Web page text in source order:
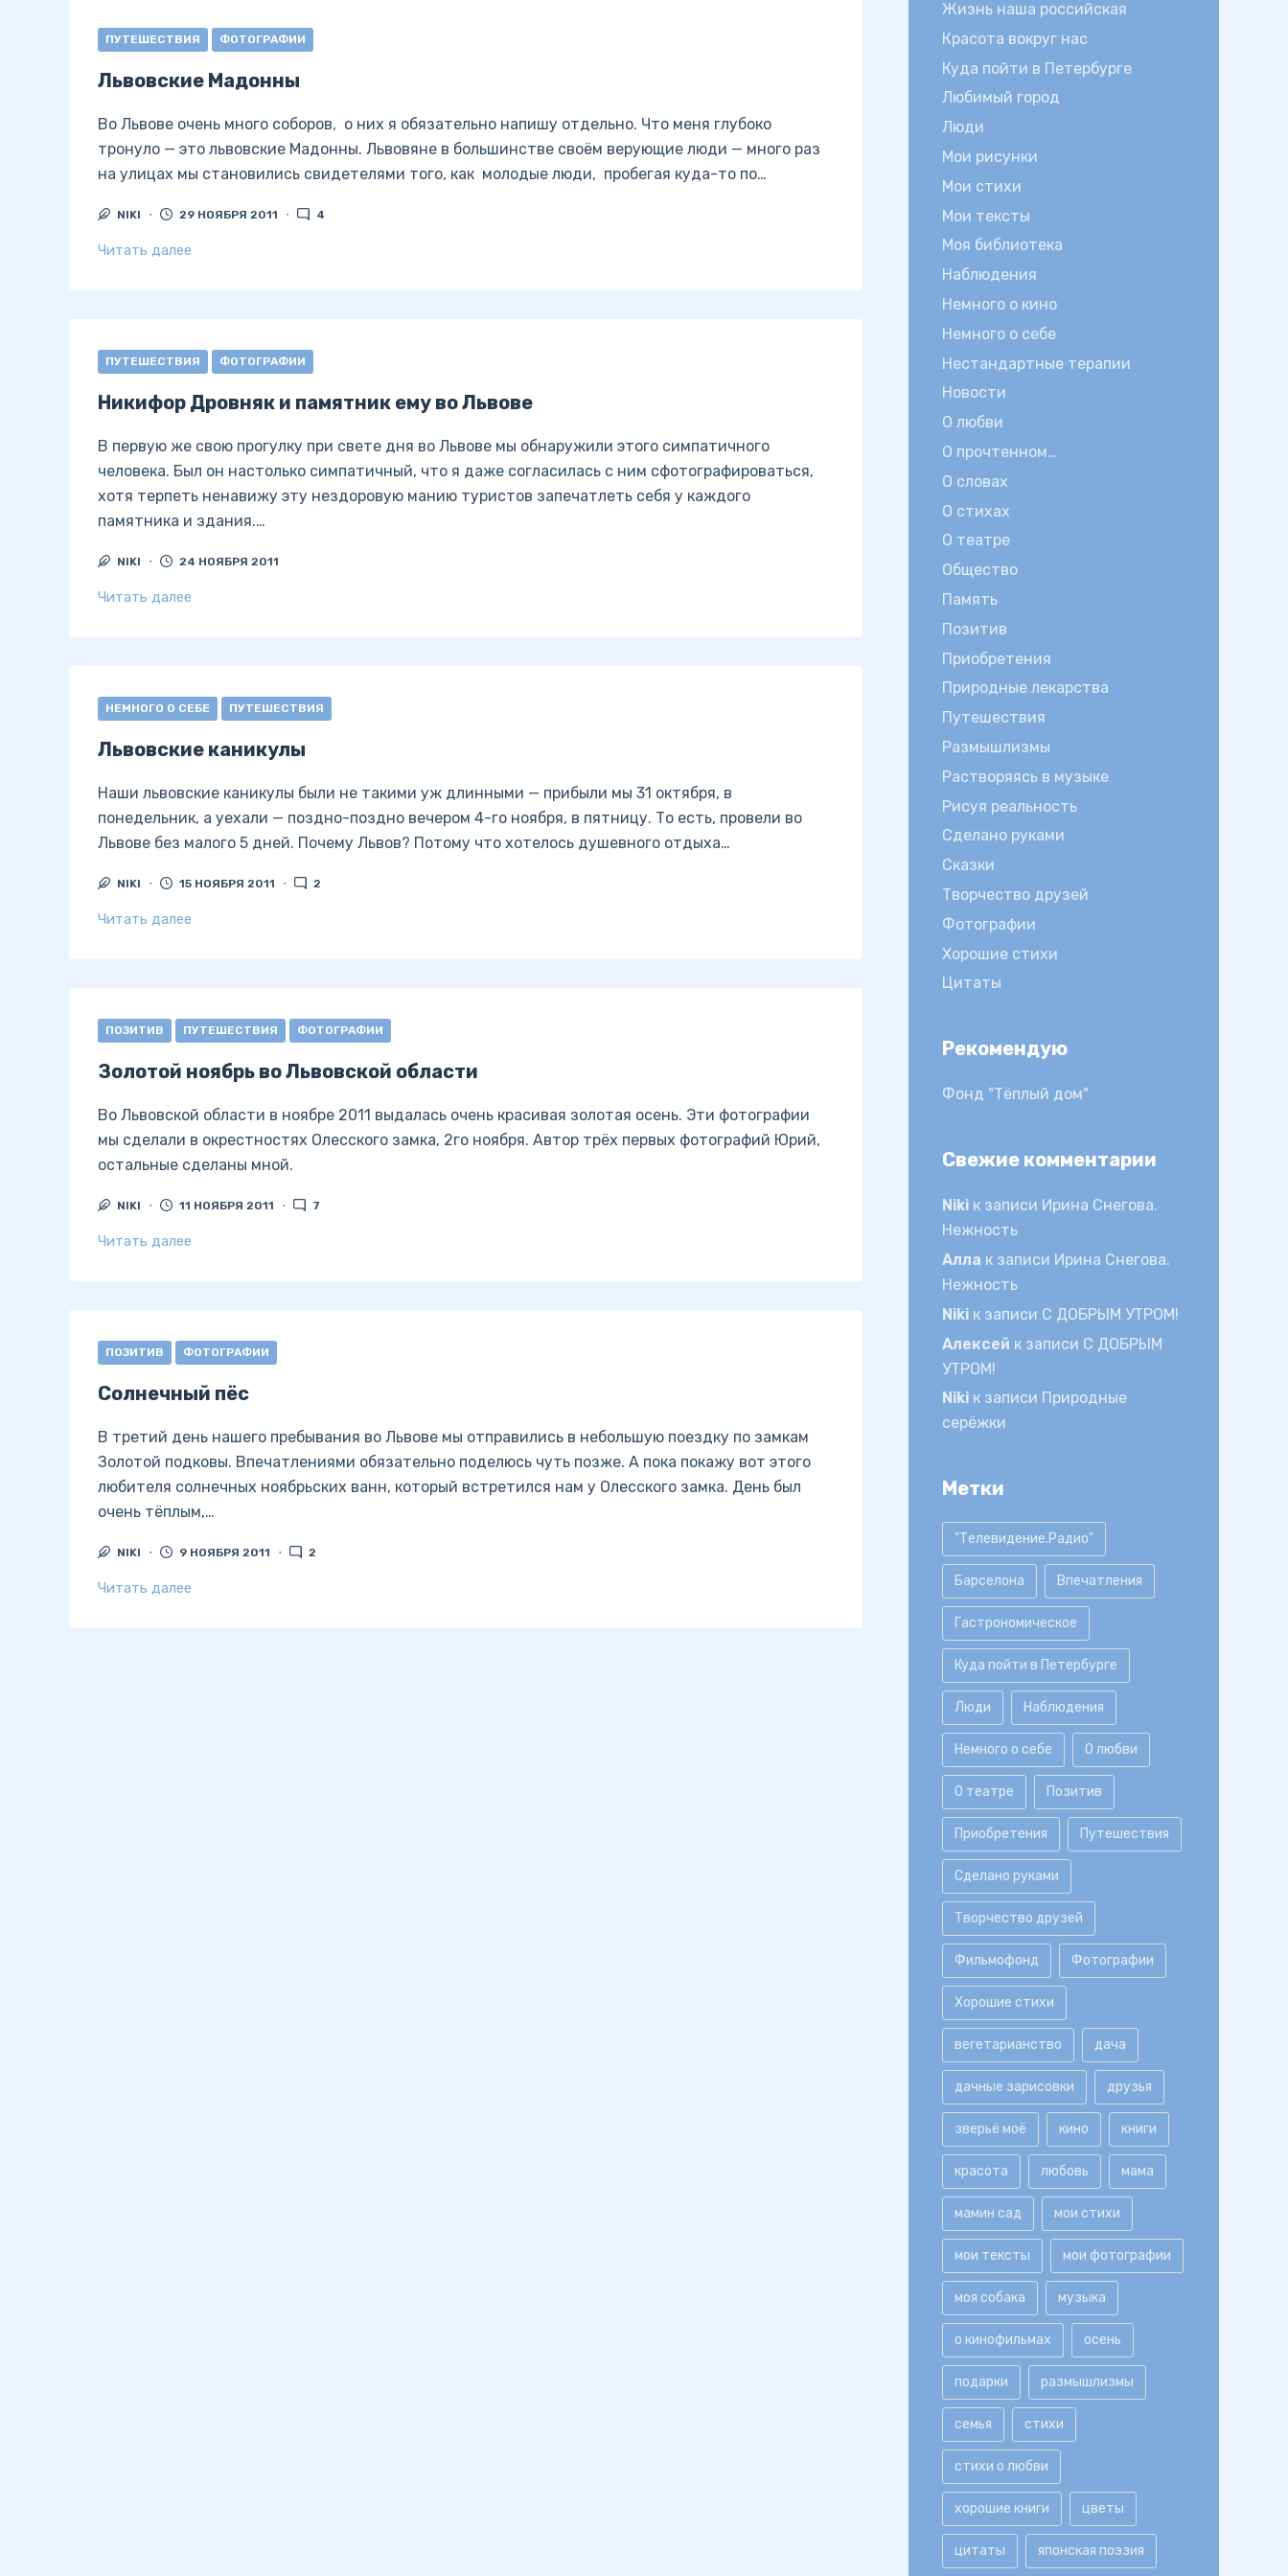
ПУТЕШЕСТВИЯ ФОТОГРАФИИ
Львовские Мадонны
Во Львове очень много соборов, о них я обязательно напишу отдельно. Что меня глубоко
тронуло — это львовские Мадонны. Львовяне в большинстве своём верующие люди — много раз
на улицах мы становились свидетелями того, как молодые люди, пробегая куда-то по…
NIKI 29 НОЯБРЯ 2011 4
Читать далее
ПУТЕШЕСТВИЯ ФОТОГРАФИИ
Никифор Дровняк и памятник ему во Львове
В первую же свою прогулку при свете дня во Львове мы обнаружили этого симпатичного
человека. Был он настолько симпатичный, что я даже согласилась с ним сфотографироваться,
хотя терпеть ненавижу эту нездоровую манию туристов запечатлеть себя у каждого
памятника и здания.…
NIKI 24 НОЯБРЯ 2011
Читать далее
НЕМНОГО О СЕБЕ ПУТЕШЕСТВИЯ
Львовские каникулы
Наши львовские каникулы были не такими уж длинными — прибыли мы 31 октября, в
понедельник, а уехали — поздно-поздно вечером 4-го ноября, в пятницу. То есть, провели во
Львове без малого 5 дней. Почему Львов? Потому что хотелось душевного отдыха…
NIKI 15 НОЯБРЯ 2011 2
Читать далее
ПОЗИТИВ ПУТЕШЕСТВИЯ ФОТОГРАФИИ
Золотой ноябрь во Львовской области
Во Львовской области в ноябре 2011 выдалась очень красивая золотая осень. Эти фотографии
мы сделали в окрестностях Олесского замка, 2го ноября. Автор трёх первых фотографий Юрий,
остальные сделаны мной.
NIKI 11 НОЯБРЯ 2011 7
Читать далее
ПОЗИТИВ ФОТОГРАФИИ
Солнечный пёс
В третий день нашего пребывания во Львове мы отправились в небольшую поездку по замкам
Золотой подковы. Впечатлениями обязательно поделюсь чуть позже. А пока покажу вот этого
любителя солнечных ноябрьских ванн, который встретился нам у Олесского замка. День был
очень тёплым,…
NIKI 9 НОЯБРЯ 2011 2
Читать далее
Жизнь наша российская
Красота вокруг нас
Куда пойти в Петербурге
Любимый город
Люди
Мои рисунки
Мои стихи
Мои тексты
Моя библиотека
Наблюдения
Немного о кино
Немного о себе
Нестандартные терапии
Новости
О любви
О прочтенном…
О словах
О стихах
О театре
Общество
Память
Позитив
Приобретения
Природные лекарства
Путешествия
Размышлизмы
Растворяясь в музыке
Рисуя реальность
Сделано руками
Сказки
Творчество друзей
Фотографии
Хорошие стихи
Цитаты
Рекомендую
Фонд "Тёплый дом"
Свежие комментарии
Niki к записи Ирина Снегова.
Нежность
Алла к записи Ирина Снегова.
Нежность
Niki к записи С ДОБРЫМ УТРОМ!
Алексей к записи С ДОБРЫМ
УТРОМ!
Niki к записи Природные
серёжки
Метки
"Телевидение.Радио"
Барселона Впечатления
Гастрономическое
Куда пойти в Петербурге
Люди Наблюдения
Немного о себе О любви
О театре Позитив
Приобретения Путешествия
Сделано руками
Творчество друзей
Фильмофонд Фотографии
Хорошие стихи
вегетарианство дача
дачные зарисовки друзья
зверьё моё кино книги
красота любовь мама
мамин сад мои стихи
мои тексты мои фотографии
моя собака музыка
о кинофильмах осень
подарки размышлизмы
семья стихи
стихи о любви
хорошие книги цветы
цитаты японская поэзия